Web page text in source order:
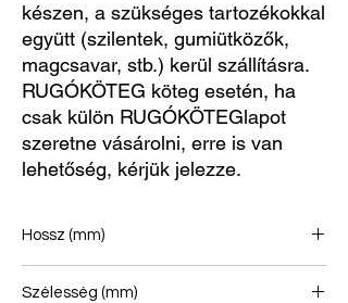
készen, a szükséges tartozékokkal
együtt (szilentek, gumiütközők,
magcsavar, stb.) kerül szállításra.
RUGÓKÖTEG köteg esetén, ha
csak külön RUGÓKÖTEGlapot
szeretne vásárolni, erre is van
lehetőség, kérjük jelezze.
Hossz (mm)
Szélesség (mm)